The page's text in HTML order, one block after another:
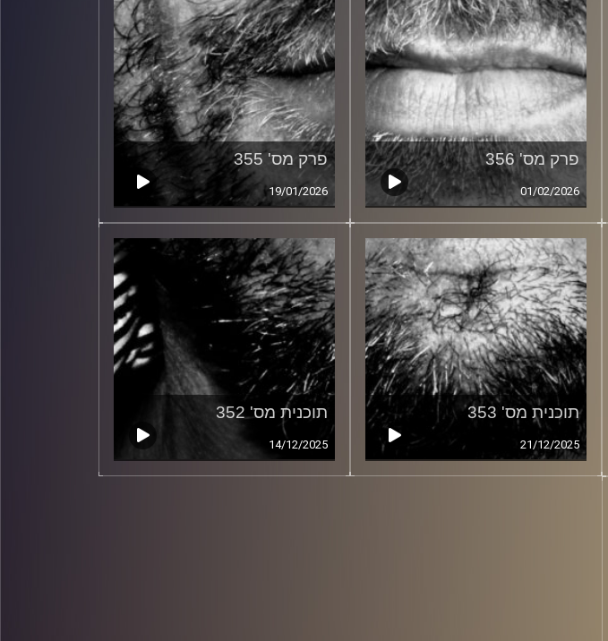
פרק מס' 356
01/02/2026
פרק מס' 355
19/01/2026
תוכנית מס' 353
21/12/2025
תוכנית מס' 352
14/12/2025